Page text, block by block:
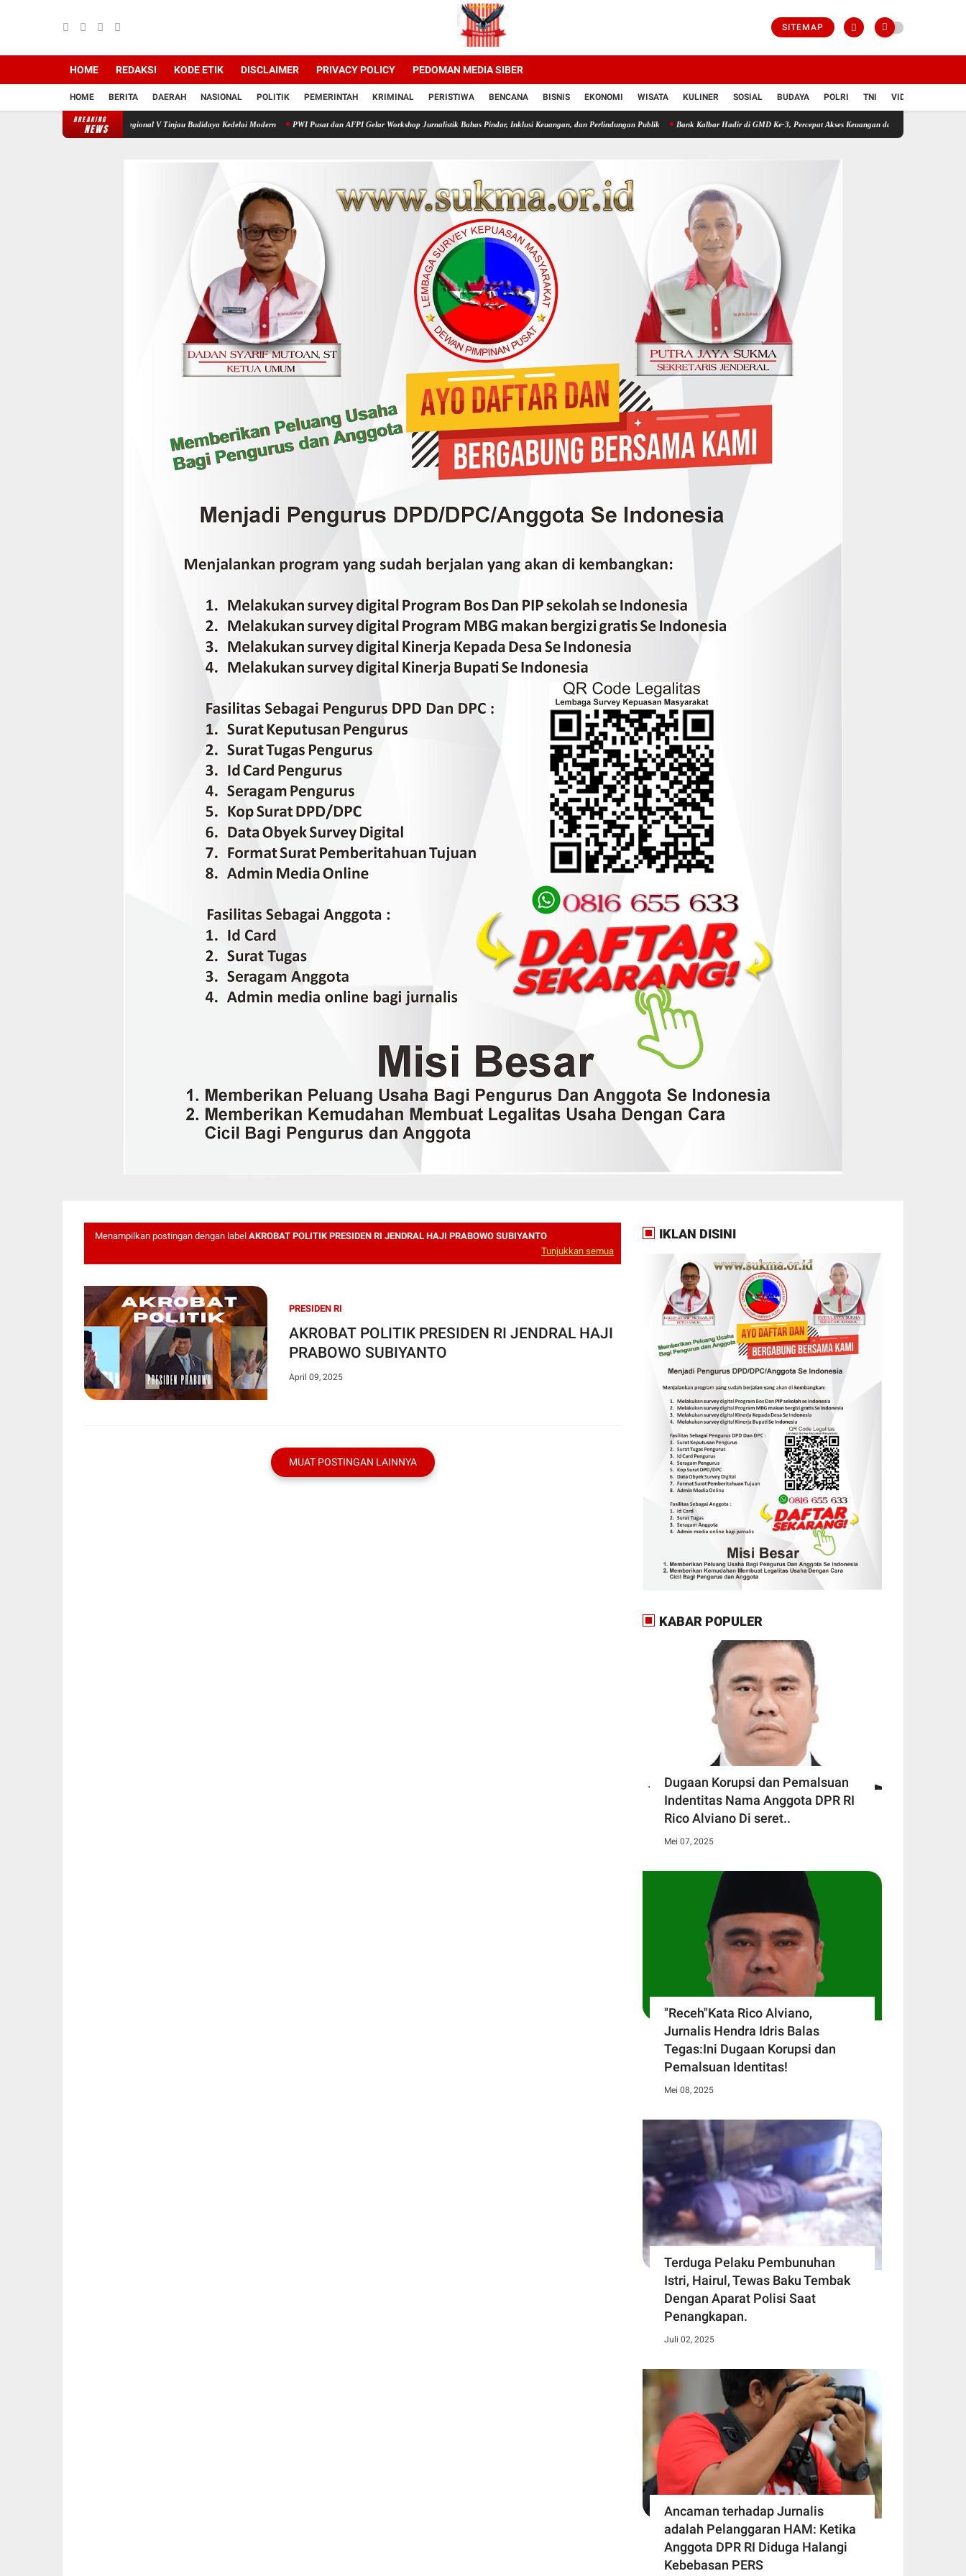
SITEMAP
HOME REDAKSI KODE ETIK DISCLAIMER PRIVACY POLICY PEDOMAN MEDIA SIBER
HOME BERITA DAERAH NASIONAL POLITIK PEMERINTAH KRIMINAL PERISTIWA BENCANA BISNIS EKONOMI WISATA KULINER SOSIAL BUDAYA POLRI TNI VIDIO
BREAKING
NEWS
Pangan, PTPN IV Regional V Tinjau Budidaya Kedelai Modern PWI Pusat dan AFPI Gelar Workshop Jurnalistik Bahas Pindar, Inklusi Keuangan, dan Perlindungan Publik Bank Kalbar Hadir di GMD Ke-3, Percepat Akses Keuangan dan Pemberdayaan Ekonomi Desa
Menampilkan postingan dengan label AKROBAT POLITIK PRESIDEN RI JENDRAL HAJI PRABOWO SUBIYANTO
Tunjukkan semua
PRESIDEN RI
AKROBAT POLITIK PRESIDEN RI JENDRAL HAJI
PRABOWO SUBIYANTO
April 09, 2025
MUAT POSTINGAN LAINNYA
IKLAN DISINI
KABAR POPULER
Dugaan Korupsi dan Pemalsuan
Indentitas Nama Anggota DPR RI
Rico Alviano Di seret..
Mei 07, 2025
"Receh"Kata Rico Alviano,
Jurnalis Hendra Idris Balas
Tegas:Ini Dugaan Korupsi dan
Pemalsuan Identitas!
Mei 08, 2025
Terduga Pelaku Pembunuhan
Istri, Hairul, Tewas Baku Tembak
Dengan Aparat Polisi Saat
Penangkapan.
Juli 02, 2025
Ancaman terhadap Jurnalis
adalah Pelanggaran HAM: Ketika
Anggota DPR RI Diduga Halangi
Kebebasan PERS